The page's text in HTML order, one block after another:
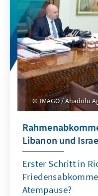
IMAGO / Anadolu
Libanon und
Erster Schritt in
Atempause?